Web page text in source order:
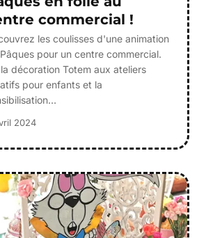
commercial !
les coulisses d'une animation
pour un centre commercial.
décoration Totem aux ateliers
pour enfants et la
2024